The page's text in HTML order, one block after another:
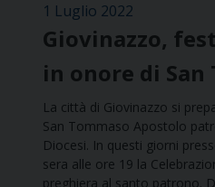
1 Luglio 2022
Giovinazzo,
in onore di San
La città di Giovinazzo si
San Tommaso Apostolo
Diocesi. In questi giorni
sera alle ore 19 la
preghiera al santo patrono.